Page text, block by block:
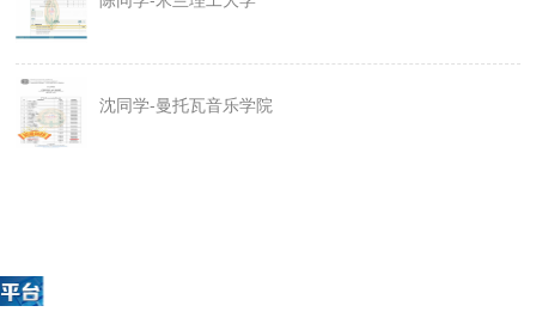
沈同学-曼托瓦音乐学院